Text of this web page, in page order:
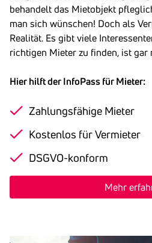
behandelt das Mietobjekt
man sich wünschen! Doch als
Realität. Es gibt viele
richtigen Mieter zu finden, ist gar
Hier hilft der InfoPass für Mieter:
Zahlungsfähige Mieter
Kostenlos für Vermieter
DSGVO-konform
Mehr